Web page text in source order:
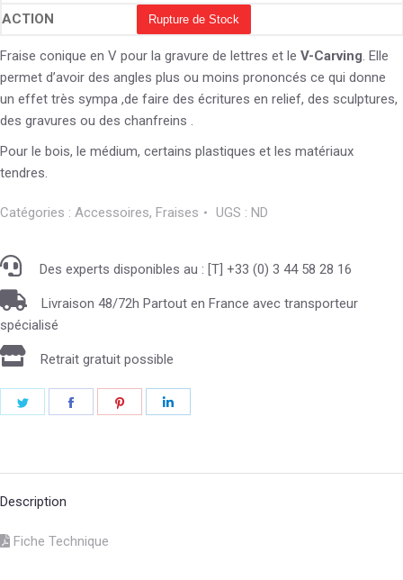
Rupture de Stock
Fraise conique en V pour la gravure de lettres et le V-Carving. Elle
permet d’avoir des angles plus ou moins prononcés ce qui donne
un effet très sympa ,de faire des écritures en relief, des sculptures,
des gravures ou des chanfreins .
Pour le bois, le médium, certains plastiques et les matériaux
tendres.
Catégories : Accessoires, Fraises UGS : ND
Des experts disponibles au : [T] +33 (0) 3 44 58 28 16
Livraison 48/72h Partout en France avec transporteur
spécialisé
Retrait gratuit possible
Description
Fiche Technique